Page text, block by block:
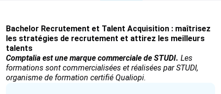
Bachelor Recrutement et Talent Acquisition : maîtrisez
les stratégies de recrutement et attirez les meilleurs
talents
Comptalia est une marque commerciale de STUDI. Les
formations sont commercialisées et réalisées par STUDI,
organisme de formation certifié Qualiopi.